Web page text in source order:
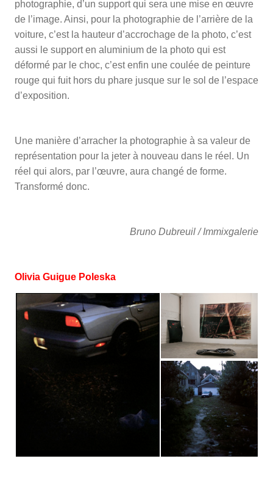
photographie, d’un support qui sera une mise en œuvre
de l’image. Ainsi, pour la photographie de l’arrière de la
voiture, c’est la hauteur d’accrochage de la photo, c’est
aussi le support en aluminium de la photo qui est
déformé par le choc, c’est enfin une coulée de peinture
rouge qui fuit hors du phare jusque sur le sol de l’espace
d’exposition.
Une manière d’arracher la photographie à sa valeur de
représentation pour la jeter à nouveau dans le réel. Un
réel qui alors, par l’œuvre, aura changé de forme.
Transformé donc.
Bruno Dubreuil / Immixgalerie
Olivia Guigue Poleska